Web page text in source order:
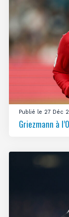
Publié le 27 Déc
Griezmann à